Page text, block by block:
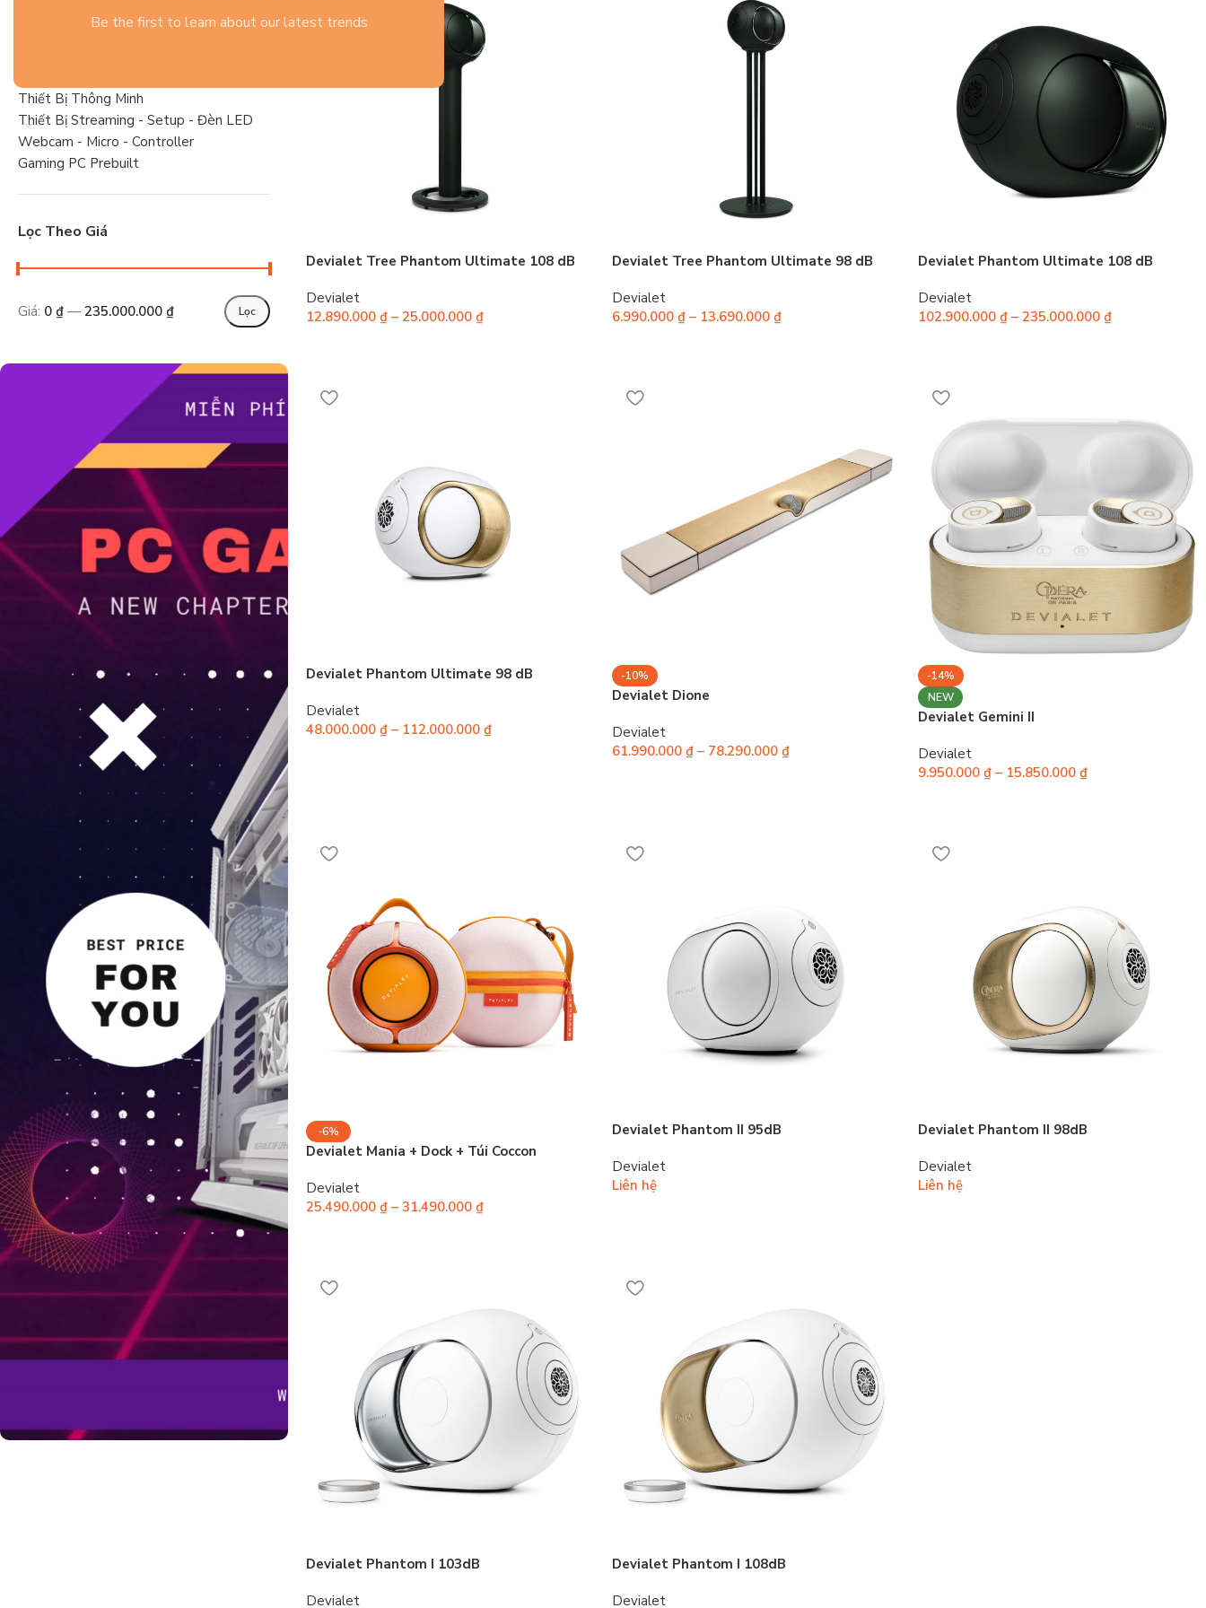
Be the first to learn about our latest trends
Gaming Gear
Thiết Bị Thông Minh
Thiết Bị Streaming - Setup - Đèn LED
Webcam - Micro - Controller
Gaming PC Prebuilt
Lọc Theo Giá
Lọc
Giá: 0 ₫ — 235.000.000 ₫
Devialet Tree Phantom Ultimate 108 dB
Devialet
12.890.000 ₫ – 25.000.000 ₫
Devialet Tree Phantom Ultimate 98 dB
Devialet
6.990.000 ₫ – 13.690.000 ₫
Devialet Phantom Ultimate 108 dB
Devialet
102.900.000 ₫ – 235.000.000 ₫
Devialet Phantom Ultimate 98 dB
Devialet
48.000.000 ₫ – 112.000.000 ₫
-10%
Devialet Dione
Devialet
61.990.000 ₫ – 78.290.000 ₫
-14%
NEW
Devialet Gemini II
Devialet
9.950.000 ₫ – 15.850.000 ₫
-6%
Devialet Mania + Dock + Túi Coccon
Devialet
25.490.000 ₫ – 31.490.000 ₫
Devialet Phantom II 95dB
Devialet
Liên hệ
Devialet Phantom II 98dB
Devialet
Liên hệ
Devialet Phantom I 103dB
Devialet
Devialet Phantom I 108dB
Devialet